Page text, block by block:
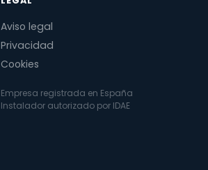
Aviso legal
Privacidad
Cookies
Empresa registrada en España
Instalador autorizado por IDAE